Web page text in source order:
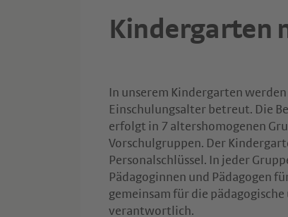
Kindergarten
In unserem Kindergarten
Einschulungsalter betreut. Die
erfolgt in 7 altershomogenen
Vorschulgruppen. Der
Personalschlüssel. In jeder
Pädagoginnen und Pädagogen
gemeinsam für die
verantwortlich.